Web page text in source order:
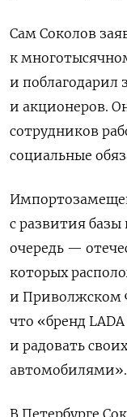
Сам Соколов
к
и поблагодарил
и акционеров.
сотрудников
социальные
с развития
очередь —
которых
и Приволжском
что «бренд
и радовать
автомобилями».
В Петербурге